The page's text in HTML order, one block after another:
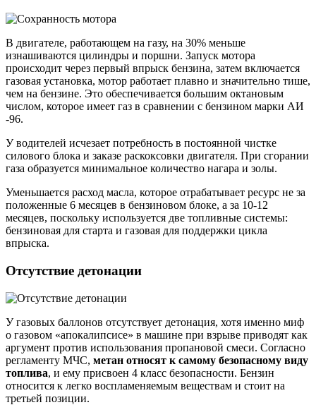
В двигателе, работающем на газу, на 30% меньше
изнашиваются цилиндры и поршни. Запуск мотора
происходит через первый впрыск бензина, затем включается
газовая установка, мотор работает плавно и значительно тише,
чем на бензине. Это обеспечивается большим октановым
числом, которое имеет газ в сравнении с бензином марки АИ
-96.
У водителей исчезает потребность в постоянной чистке
силового блока и заказе раскоксовки двигателя. При сгорании
газа образуется минимальное количество нагара и золы.
Уменьшается расход масла, которое отрабатывает ресурс не за
положенные 6 месяцев в бензиновом блоке, а за 10-12
месяцев, поскольку используется две топливные системы:
бензиновая для старта и газовая для поддержки цикла
впрыска.
Отсутствие детонации
У газовых баллонов отсутствует детонация, хотя именно миф
о газовом «апокалипсисе» в машине при взрыве приводят как
аргумент против использования пропановой смеси. Согласно
регламенту МЧС, метан относят к самому безопасному виду
топлива, и ему присвоен 4 класс безопасности. Бензин
относится к легко воспламеняемым веществам и стоит на
третьей позиции.